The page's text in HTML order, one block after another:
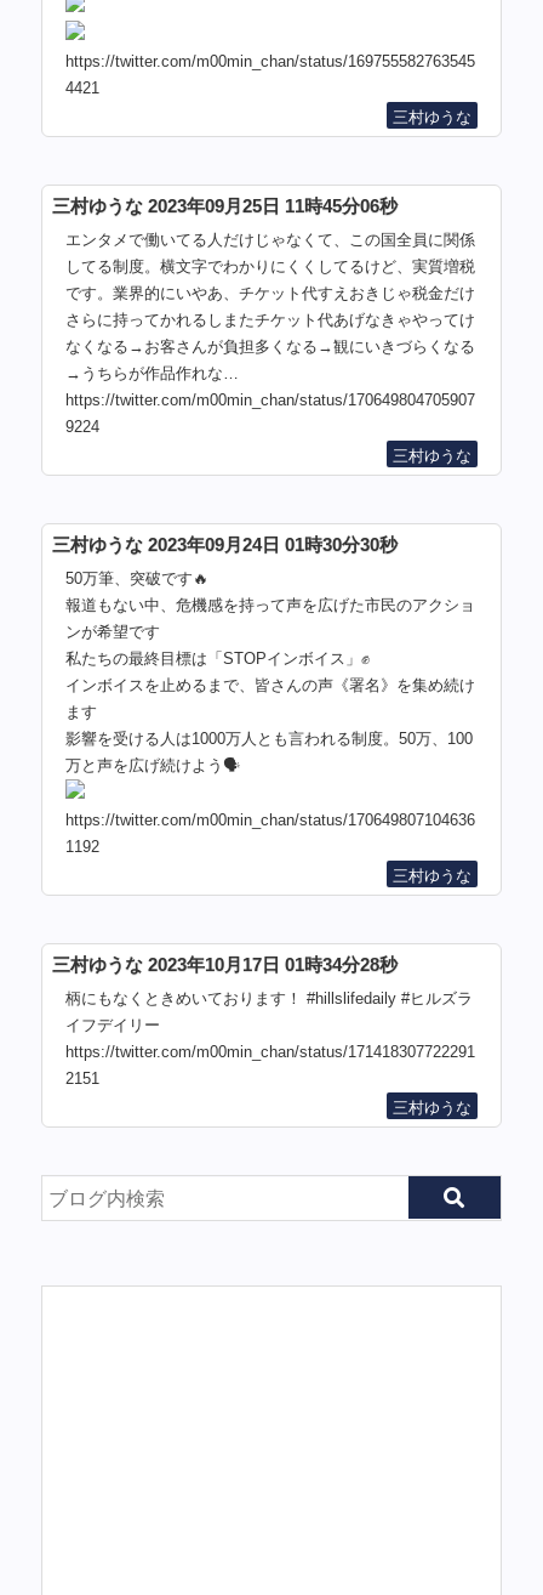
https://twitter.com/m00min_chan/status/169755582763545
4421
三村ゆうな
三村ゆうな 2023年09月25日 11時45分06秒
エンタメで働いてる人だけじゃなくて、この国全員に関係
してる制度。横文字でわかりにくくしてるけど、実質増税
です。業界的にいやあ、チケット代すえおきじゃ税金だけ
さらに持ってかれるしまたチケット代あげなきゃやってけ
なくなる→お客さんが負担多くなる→観にいきづらくなる
→うちらが作品作れな…
https://twitter.com/m00min_chan/status/170649804705907
9224
三村ゆうな
三村ゆうな 2023年09月24日 01時30分30秒
50万筆、突破です🔥
報道もない中、危機感を持って声を広げた市民のアクショ
ンが希望です
私たちの最終目標は「STOPインボイス」✊
インボイスを止めるまで、皆さんの声《署名》を集め続け
ます
影響を受ける人は1000万人とも言われる制度。50万、100
万と声を広げ続けよう🗣️
https://twitter.com/m00min_chan/status/170649807104636
1192
三村ゆうな
三村ゆうな 2023年10月17日 01時34分28秒
柄にもなくときめいております！ #hillslifedaily #ヒルズラ
イフデイリー
https://twitter.com/m00min_chan/status/171418307722291
2151
三村ゆうな